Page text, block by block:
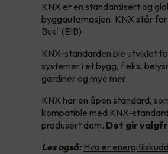
KNX er en standardisert og
byggautomasjon. KNX står
Bus" (EIB).
KNX-standarden ble utviklet
systemer i et bygg, f.eks.
gardiner og mye mer.
KNX har en åpen standard,
kompatible med KNX-
produsert dem. Det gir
Les også: Hva er